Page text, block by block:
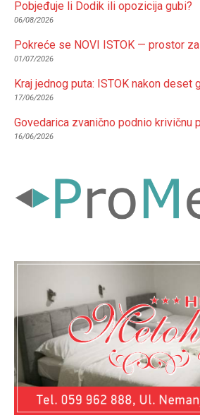
Pobjeđuje li Dodik ili opozicija gubi?
06/08/2026
Pokreće se NOVI ISTOK — prostor
01/07/2026
Kraj jednog puta: ISTOK nakon deset
17/06/2026
Govedarica zvanično podnio krivičnu
16/06/2026